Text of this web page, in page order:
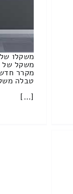
משקלו
משקל של
מקרר
טבלה
[…]